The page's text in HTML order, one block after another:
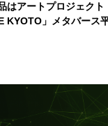
はアートプロジェクト
KYOTO」メタバース